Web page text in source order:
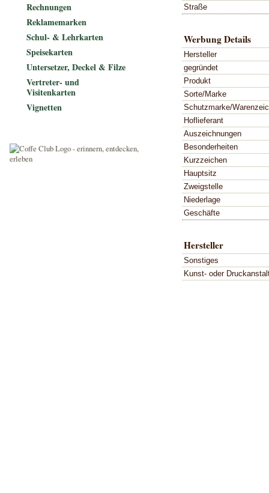
Straße
Werbung Details
Hersteller
gegründet
Produkt
Sorte/Marke
Schutzmarke/
Hoflieferant
Auszeichnungen
Besonderheiten
Kurzzeichen
Hauptsitz
Zweigstelle
Niederlage
Geschäfte
Hersteller
Sonstiges
Kunst- oder
Rechnungen
Reklamemarken
Schul- & Lehrkarten
Speisekarten
Untersetzer, Deckel & Filze
Vertreter- und
Visitenkarten
Vignetten